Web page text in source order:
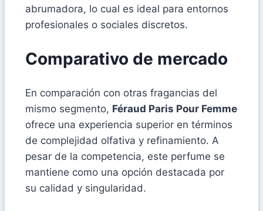
abrumadora, lo cual es ideal para entornos
profesionales o sociales discretos.
Comparativo de mercado
En comparación con otras fragancias del
mismo segmento, Féraud Paris Pour Femme
ofrece una experiencia superior en términos
de complejidad olfativa y refinamiento. A
pesar de la competencia, este perfume se
mantiene como una opción destacada por
su calidad y singularidad.